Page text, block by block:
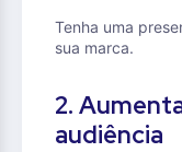
Tenha uma
sua marca.
2.
audiência